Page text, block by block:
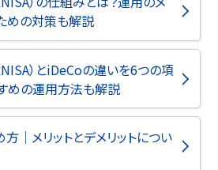
めの対策も解説
）とiDeCoの違いを6つの項
めの運用方法も解説
｜メリットとデメリットについ